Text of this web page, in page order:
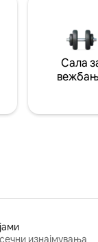
Сала
изнајмувања